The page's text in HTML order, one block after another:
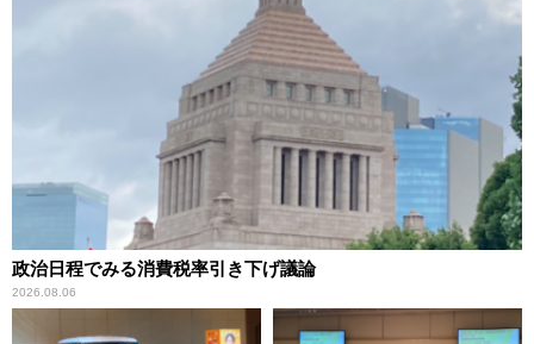
政治日程でみる消費税率引き下げ議論
2026.08.06